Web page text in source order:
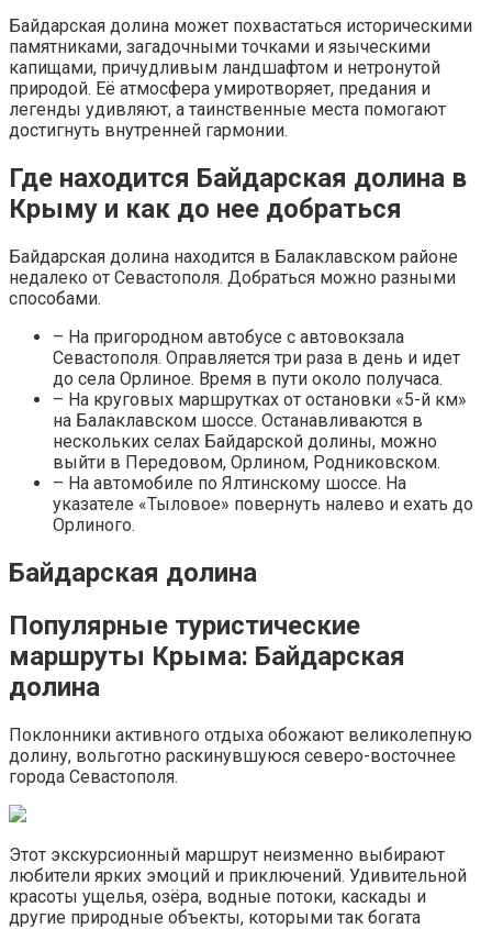
Байдарская долина может похвастаться историческими
памятниками, загадочными точками и языческими
капищами, причудливым ландшафтом и нетронутой
природой. Её атмосфера умиротворяет, предания и
легенды удивляют, а таинственные места помогают
достигнуть внутренней гармонии.
Где находится Байдарская долина в
Крыму и как до нее добраться
Байдарская долина находится в Балаклавском районе
недалеко от Севастополя. Добраться можно разными
способами.
– На пригородном автобусе с автовокзала
Севастополя. Оправляется три раза в день и идет
до села Орлиное. Время в пути около получаса.
– На круговых маршрутках от остановки «5-й км»
на Балаклавском шоссе. Останавливаются в
нескольких селах Байдарской долины, можно
выйти в Передовом, Орлином, Родниковском.
– На автомобиле по Ялтинскому шоссе. На
указателе «Тыловое» повернуть налево и ехать до
Орлиного.
Байдарская долина
Популярные туристические
маршруты Крыма: Байдарская
долина
Поклонники активного отдыха обожают великолепную
долину, вольготно раскинувшуюся северо-восточнее
города Севастополя.
Этот экскурсионный маршрут неизменно выбирают
любители ярких эмоций и приключений. Удивительной
красоты ущелья, озёра, водные потоки, каскады и
другие природные объекты, которыми так богата